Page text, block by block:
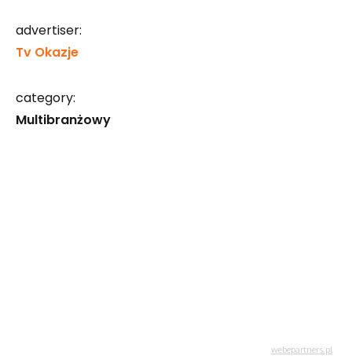
advertiser:
Tv Okazje
category:
Multibranżowy